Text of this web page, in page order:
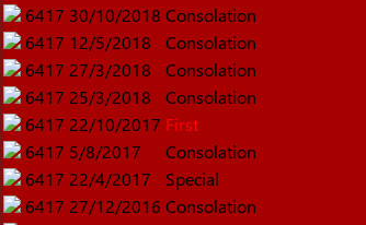
6417 30/10/2018 Consolation
6417 12/5/2018
Consolation
6417 27/3/2018
Consolation
6417 25/3/2018
Consolation
6417 22/10/2017 First
6417 5/8/2017
Consolation
6417 22/4/2017
Special
6417 27/12/2016 Consolation